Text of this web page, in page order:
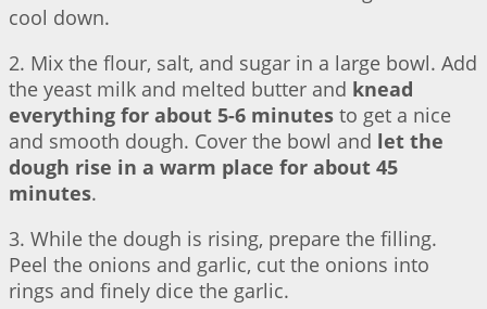
cool down.
2. Mix the flour, salt, and sugar in a large bowl. Add
the yeast milk and melted butter and knead
everything for about 5-6 minutes to get a nice
and smooth dough. Cover the bowl and let the
dough rise in a warm place for about 45
minutes.
3. While the dough is rising, prepare the filling.
Peel the onions and garlic, cut the onions into
rings and finely dice the garlic.